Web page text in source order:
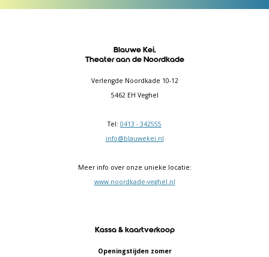
Blauwe Kei,
Theater aan de Noordkade
Verlengde Noordkade 10-12
5462 EH Veghel
Tel: 0413 - 342555
info@blauwekei.nl
Meer info over onze unieke locatie:
www.noordkade-veghel.nl
Kassa & kaartverkoop
Openingstijden zomer